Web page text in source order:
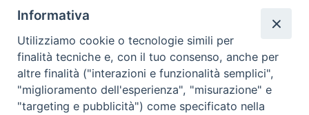
Redazione
Scrivici
Informativa
Utilizziamo cookie o tecnologie simili per
finalità tecniche e, con il tuo consenso, anche per
altre finalità ("interazioni e funzionalità semplici",
"miglioramento dell'esperienza", "misurazione" e
"targeting e pubblicità") come specificato nella